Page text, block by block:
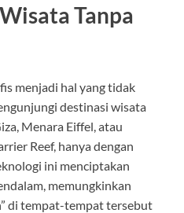
Tanpa
menjadi hal yang tidak
destinasi wisata
Menara Eiffel, atau
Reef, hanya dengan
ini menciptakan
memungkinkan
di tempat-tempat tersebut